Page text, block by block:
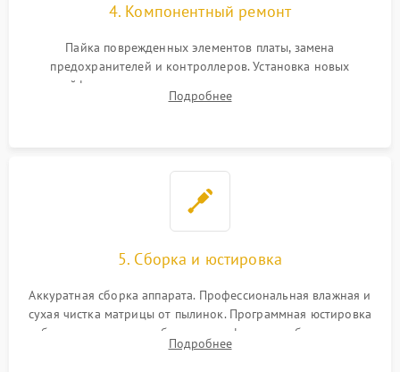
4. Компонентный ремонт
Пайка поврежденных элементов платы, замена
предохранителей и контроллеров. Установка новых
шлейфов, дисплея, механизма затвора или двигателя
автофокуса. Восстановление геометрии тубуса объектива
Подробнее
5. Сборка и юстировка
Аккуратная сборка аппарата. Профессиональная влажная и
сухая чистка матрицы от пылинок. Программная юстировка
рабочего отрезка, калибровка автофокуса, стабилизатора и
экспозамера с помощью сервисного ПО.
Подробнее